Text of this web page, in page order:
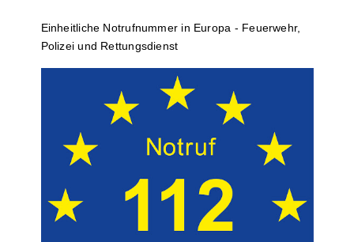
Einheit­li­che Notruf­num­mer in Europa - Feuerwehr,
Polizei und Rettungs­dienst